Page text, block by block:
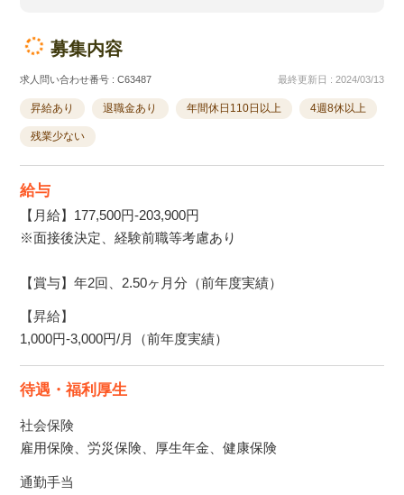
募集内容
求人問い合わせ番号 : C63487 最終更新日 : 2024/03/13
昇給あり 退職金あり 年間休日110日以上 4週8休以上
残業少ない
給与
【月給】177,500円-203,900円
※面接後決定、経験前職等考慮あり
【賞与】年2回、2.50ヶ月分（前年度実績）
【昇給】
1,000円-3,000円/月（前年度実績）
待遇・福利厚生
社会保険
雇用保険、労災保険、厚生年金、健康保険
通勤手当